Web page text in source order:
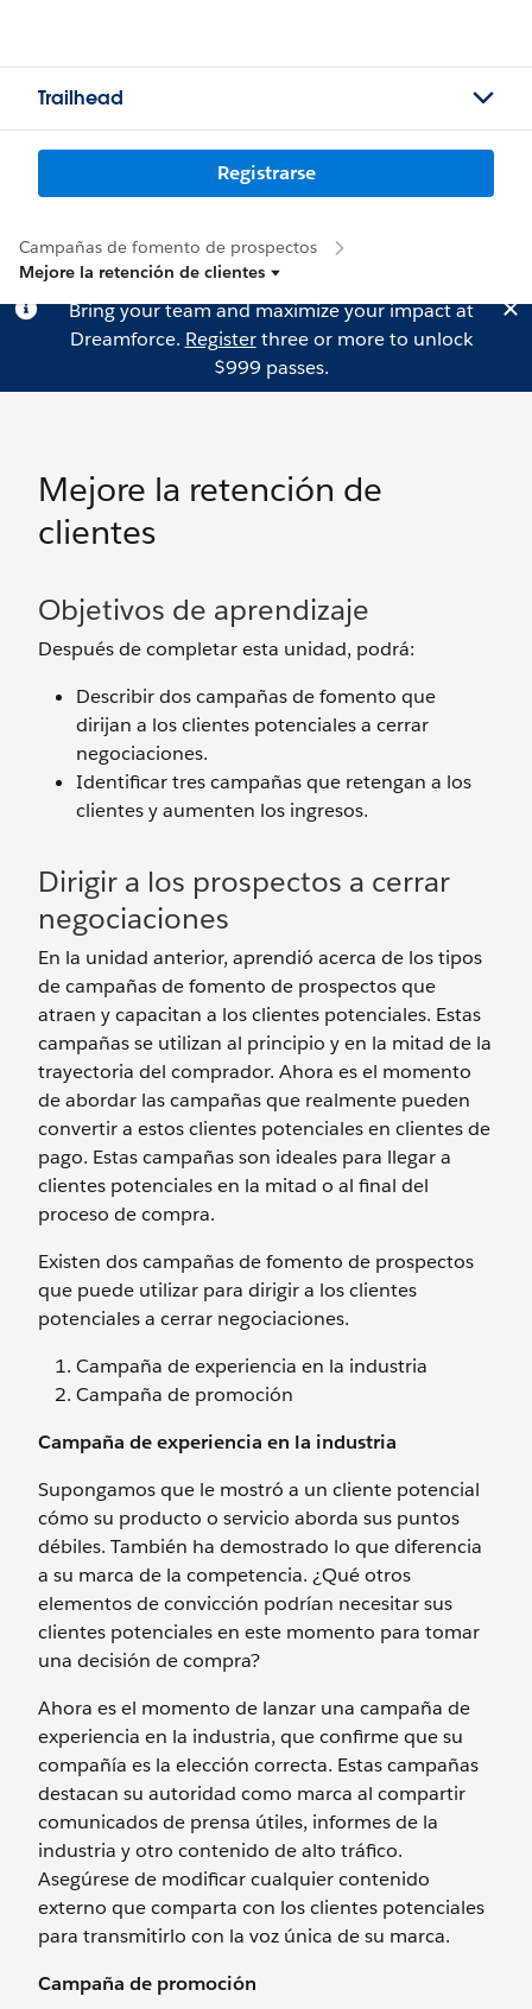
Trailhead
Registrarse
Campañas de fomento de prospectos
Mejore la retención de clientes
Bring your team and maximize your impact at
Dreamforce. Registerthree or more to unlock
$999 passes.
Mejore la retención de
clientes
Objetivos de aprendizaje
Después de completar esta unidad, podrá:
Describir dos campañas de fomento que
dirijan a los clientes potenciales a cerrar
negociaciones.
Identificar tres campañas que retengan a los
clientes y aumenten los ingresos.
Dirigir a los prospectos a cerrar
negociaciones
En la unidad anterior, aprendió acerca de los tipos
de campañas de fomento de prospectos que
atraen y capacitan a los clientes potenciales. Estas
campañas se utilizan al principio y en la mitad de la
trayectoria del comprador. Ahora es el momento
de abordar las campañas que realmente pueden
convertir a estos clientes potenciales en clientes de
pago. Estas campañas son ideales para llegar a
clientes potenciales en la mitad o al final del
proceso de compra.
Existen dos campañas de fomento de prospectos
que puede utilizar para dirigir a los clientes
potenciales a cerrar negociaciones.
Campaña de experiencia en la industria
Campaña de promoción
Campaña de experiencia en la industria
Supongamos que le mostró a un cliente potencial
cómo su producto o servicio aborda sus puntos
débiles. También ha demostrado lo que diferencia
a su marca de la competencia. ¿Qué otros
elementos de convicción podrían necesitar sus
clientes potenciales en este momento para tomar
una decisión de compra?
Ahora es el momento de lanzar una campaña de
experiencia en la industria, que confirme que su
compañía es la elección correcta. Estas campañas
destacan su autoridad como marca al compartir
comunicados de prensa útiles, informes de la
industria y otro contenido de alto tráfico.
Asegúrese de modificar cualquier contenido
externo que comparta con los clientes potenciales
para transmitirlo con la voz única de su marca.
Campaña de promoción